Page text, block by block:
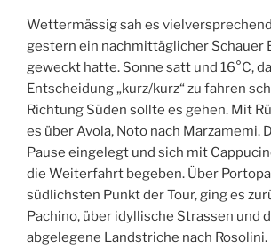
Wettermässig sah es
gestern ein nachmittäglicher Schauer
geweckt hatte. Sonne satt und 16°C,
Entscheidung „kurz/kurz“ zu fahren
Richtung Süden sollte es gehen. Mit
es über Avola, Noto nach Marzamemi.
Pause eingelegt und sich mit
die Weiterfahrt begeben. Über
südlichsten Punkt der Tour, ging es
Pachino, über idyllische Strassen und
abgelegene Landstriche nach